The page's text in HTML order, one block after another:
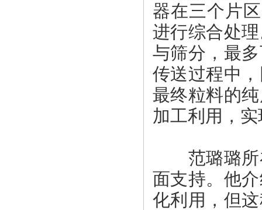
器在三个片
进行综合处
与筛分，最
传送过程中
最终粒料的
加工利用，
范璐璐所
面支持。他
化利用，但